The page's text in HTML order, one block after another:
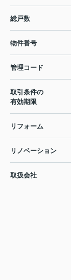
総戸数
物件番号
管理コード
取引条件の
有効期限
リフォーム
リノベーション
取扱会社